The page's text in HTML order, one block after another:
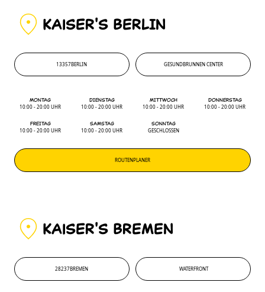
KAiSER'S BERLIN
13357BERLIN
GESUNDBRUNNEN CENTER
ROUTENPLANER
MONTAG
10:00 - 20:00 UHR
DIENSTAG
10:00 - 20:00 UHR
MITTWOCH
10:00 - 20:00 UHR
DONNERSTAG
10:00 - 20:00 UHR
FREITAG
10:00 - 20:00 UHR
SAMSTAG
10:00 - 20:00 UHR
SONNTAG
GESCHLOSSEN
KAiSER'S BREMEN
28237BREMEN
WATERFRONT